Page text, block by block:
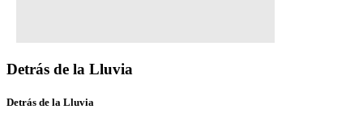
Detrás de la Lluvia
Detrás de la Lluvia